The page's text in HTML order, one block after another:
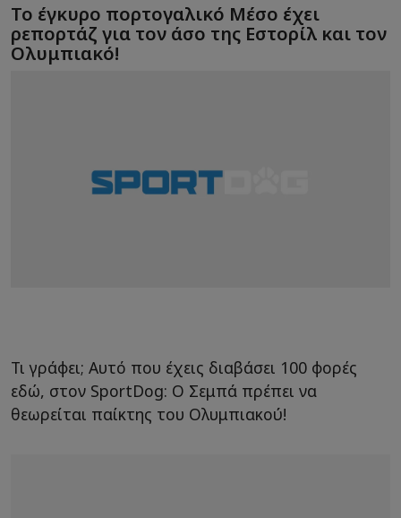
Το έγκυρο πορτογαλικό Μέσο έχει
ρεπορτάζ για τον άσο της Εστορίλ και τον
Ολυμπιακό!
Τι γράφει; Αυτό που έχεις διαβάσει 100 φορές
εδώ, στον SportDog: Ο Σεμπά πρέπει να
θεωρείται παίκτης του Ολυμπιακού!